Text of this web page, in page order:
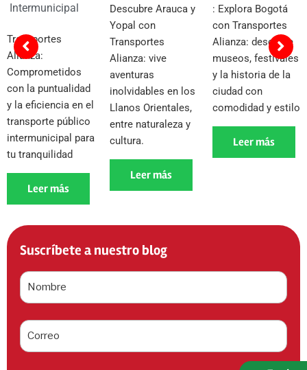
Intermunicipal
Transportes
Alianza:
Comprometidos
con la puntualidad
y la eficiencia en el
transporte público
intermunicipal para
tu tranquilidad
Leer más
Descubre Arauca y
Yopal con
Transportes
Alianza: vive
aventuras
inolvidables en los
Llanos Orientales,
entre naturaleza y
cultura.
Leer más
: Explora Bogotá
con Transportes
Alianza: descubre
museos, festivales
y la historia de la
ciudad con
comodidad y estilo
Leer más
Suscríbete a nuestro blog